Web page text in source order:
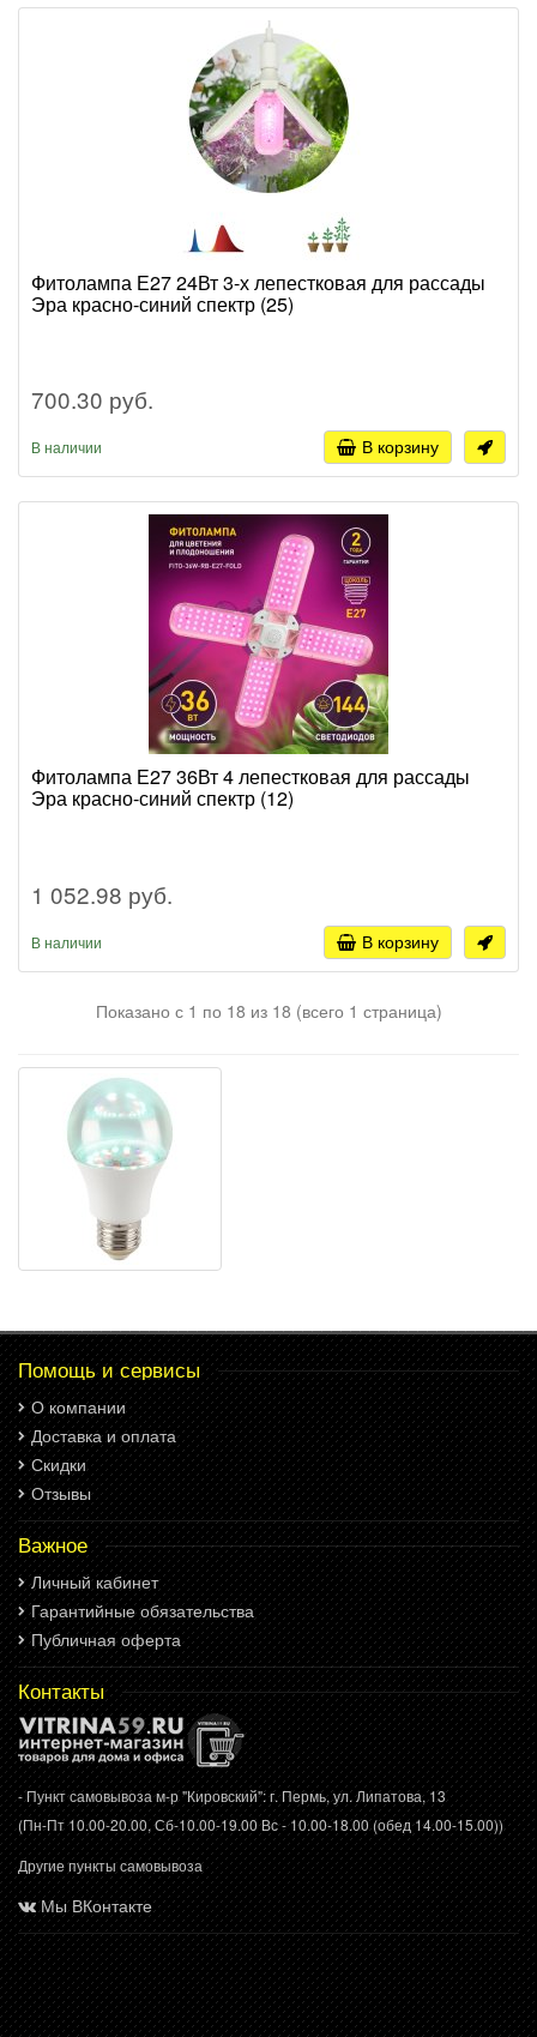
Фитолампа Е27 24Вт 3-х лепестковая для рассады
Эра красно-синий спектр (25)
700.30 руб.
В наличии В корзину
Фитолампа Е27 36Вт 4 лепестковая для рассады
Эра красно-синий спектр (12)
1 052.98 руб.
В наличии В корзину
Показано с 1 по 18 из 18 (всего 1 страница)
Помощь и сервисы
О компании
Доставка и оплата
Скидки
Отзывы
Важное
Личный кабинет
Гарантийные обязательства
Публичная оферта
Контакты
- Пункт самовывоза м-р "Кировский": г. Пермь, ул. Липатова, 13
(Пн-Пт 10.00-20.00, Сб-10.00-19.00 Вс - 10.00-18.00 (обед 14.00-15.00))
Другие пункты самовывоза
Мы ВКонтакте